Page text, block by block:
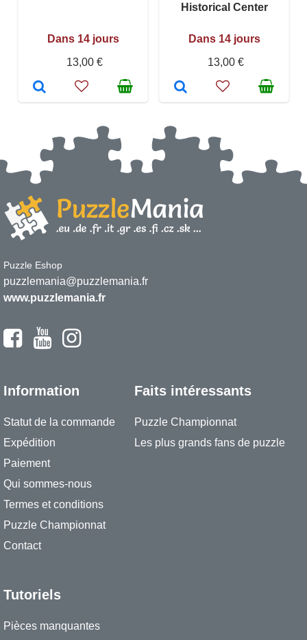
Dans 14 jours
13,00 €
Historical Center
Dans 14 jours
13,00 €
Puzzle Eshop
puzzlemania@puzzlemania.fr
www.puzzlemania.fr
Information
Statut de la commande
Expédition
Paiement
Qui sommes-nous
Termes et conditions
Puzzle Championnat
Contact
Faits intéressants
Puzzle Championnat
Les plus grands fans de puzzle
Tutoriels
Pièces manquantes